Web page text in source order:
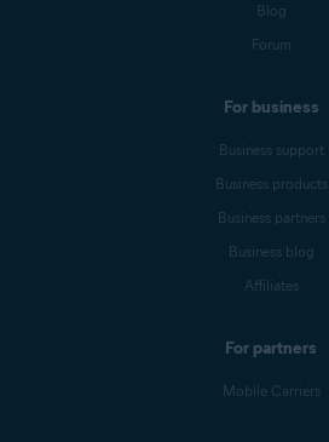
Blog
Forum
For business
Business support
Business products
Business partners
Business blog
Affiliates
For partners
Mobile Carriers